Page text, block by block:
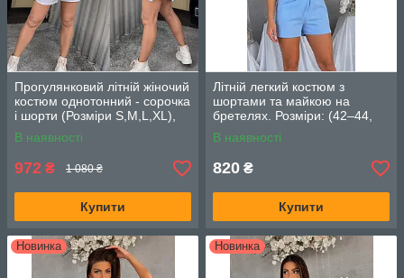
Прогулянковий літній жіночий
костюм однотонний - сорочка
і шорти (Розміри S,M,L,XL),
Білий
В наявності
972 ₴ 1 080 ₴
Купити
Літній легкий костюм з
шортами та майкою на
бретелях. Розміри: (42–44,
46–48) Колір: блакитний
В наявності
820 ₴
Купити
Новинка Новинка